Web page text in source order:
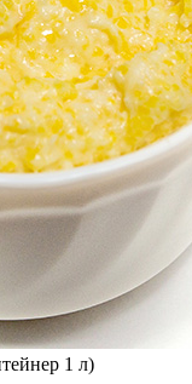
1 л)